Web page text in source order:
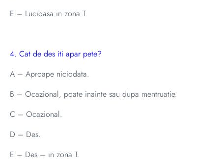
E – Lucioasa in zona T.
4. Cat de des iti apar pete?
A – Aproape niciodata.
B – Ocazional, poate inainte sau dupa mentruatie.
C – Ocazional.
D – Des.
E – Des – in zona T.